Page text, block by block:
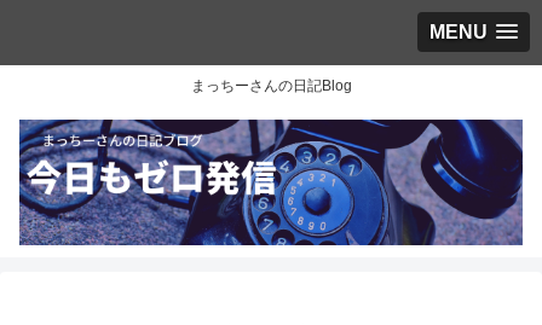
MENU
まっちーさんの日記Blog